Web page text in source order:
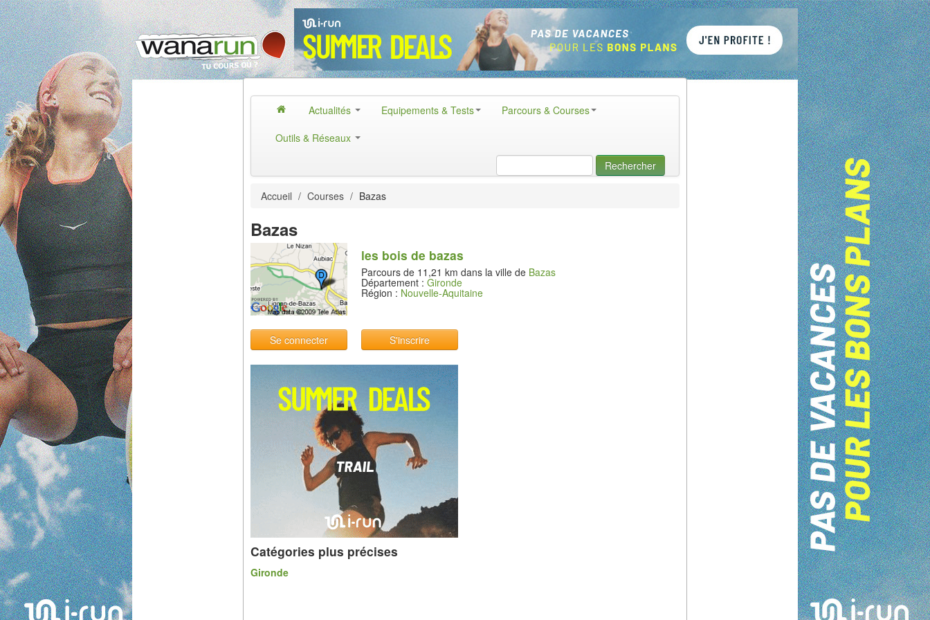
Actualités Equipements & Tests
Parcours & Courses
Outils & Réseaux
Rechercher
Accueil / Courses / Bazas
Bazas
les bois de bazas
Parcours de 11,21 km dans la ville de Bazas
Département : Gironde
Région : Nouvelle-Aquitaine
Se connecter S'inscrire
Catégories plus précises
Gironde